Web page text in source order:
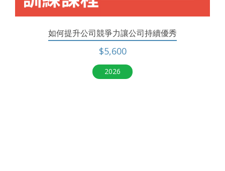
如何提升公司競爭力讓公司持續優秀
$5,600
2026